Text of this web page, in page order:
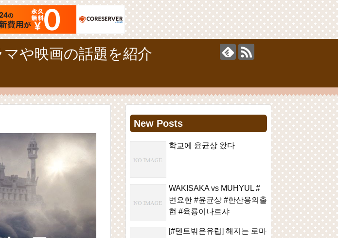
や映画の話題を紹介
New Posts
학교에 윤균상 왔다
WAKISAKA vs MUHYUL #
변요한 #윤균상 #한산용의출
현 #육룡이나르샤
[#텐트밖은유럽] 해지는 로마